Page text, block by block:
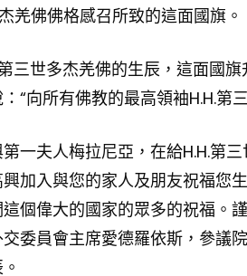
羌佛佛格感召所致的這面國旗。
三世多杰羌佛的生辰，這面國
“向所有佛教的最高領袖H.H.第
一夫人梅拉尼亞，在給H.H.第
加入與您的家人及朋友祝福您
個偉大的國家的眾多的祝福。
委員會主席愛德羅依斯，參議